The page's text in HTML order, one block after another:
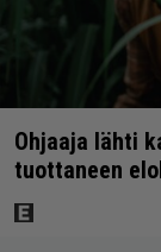
Ohjaaja lähti
tuottaneen